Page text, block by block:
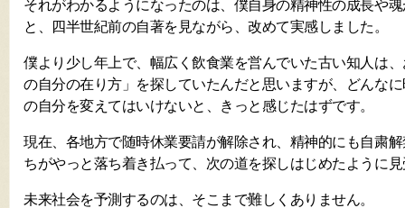
それがわかるようになったのは、僕自身の精神性の成長や
と、四半世紀前の自著を見ながら、改めて実感しました。
僕より少し年上で、幅広く飲食業を営んでいた古い知人は
の自分の在り方」を探していたんだと思いますが、どんな
の自分を変えてはいけないと、きっと感じたはずです。
現在、各地方で随時休業要請が解除され、精神的にも自粛
ちがやっと落ち着き払って、次の道を探しはじめたように
未来社会を予測するのは、そこまで難しくありません。